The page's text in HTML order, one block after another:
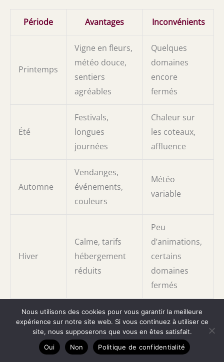
Période Avantages Inconvénients
Printemps
Vigne en fleurs,
météo douce,
sentiers
agréables
Quelques
domaines
encore
fermés
Été
Festivals,
longues
journées
Chaleur sur
les coteaux,
affluence
Automne
Vendanges,
événements,
couleurs
Météo
variable
Hiver
Calme, tarifs
hébergement
réduits
Peu
d’animations,
certains
domaines
fermés
Comment se rendre à Condrieu
Condrieu est facilement accessible depuis Lyon, à
environ 40 kilomètres au sud. Plusieurs options de
Nous utilisons des cookies pour vous garantir la meilleure
expérience sur notre site web. Si vous continuez à utiliser ce
site, nous supposerons que vous en êtes satisfait.
Oui
Non Politique de confidentialité